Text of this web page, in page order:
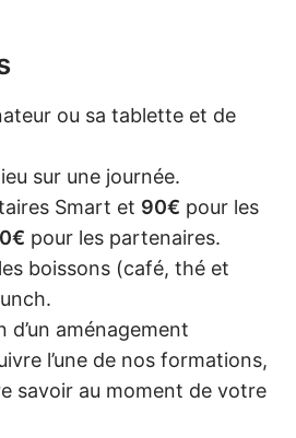
ou sa tablette et de
sur une journée.
Smart et 90€ pour les
pour les partenaires.
boissons (café, thé et
d’un aménagement
l’une de nos formations,
savoir au moment de votre